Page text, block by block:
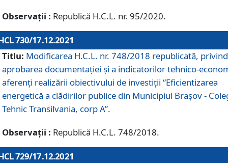
Observații : Republică H.C.L. nr. 95/2020.
730/17.12.2021
Titlu: Modificarea H.C.L. nr. 748/2018 republicată, privind
aprobarea documentației și a indicatorilor tehnico-
aferenți realizării obiectivului de investiții “Eficientizarea
energetică a clădirilor publice din Municipiul Brașov -
Tehnic Transilvania, corp A”.
Observații : Republică H.C.L. 748/2018.
729/17.12.2021